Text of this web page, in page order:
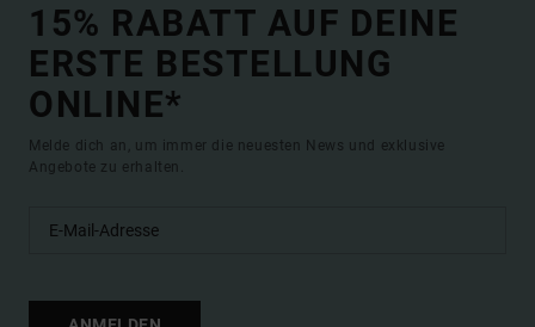
15% RABATT AUF DEINE
ERSTE BESTELLUNG
ONLINE*
Melde dich an, um immer die neuesten News und exklusive
Angebote zu erhalten.